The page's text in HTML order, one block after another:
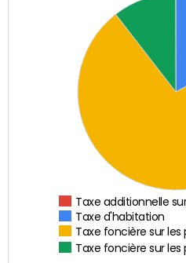
Taxe additionnelle
Taxe d'habitation
Taxe foncière sur
Taxe foncière sur